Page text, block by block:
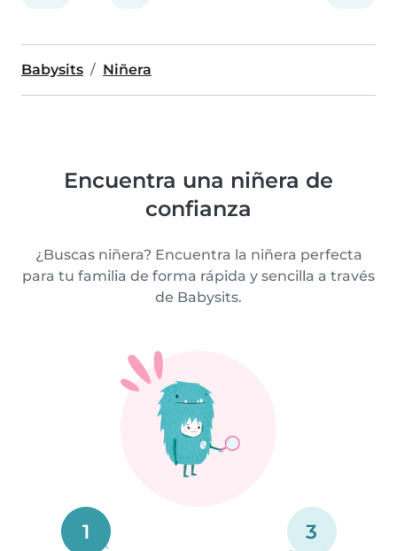
Babysits Niñera
Encuentra una niñera de
confianza
¿Buscas niñera? Encuentra la niñera perfecta
para tu familia de forma rápida y sencilla a través
de Babysits.
1 3